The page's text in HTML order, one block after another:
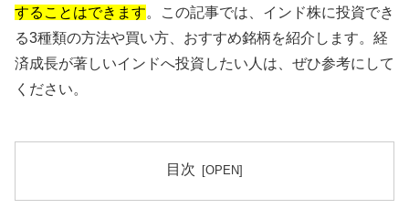
することはできます。この記事では、インド株に投資でき
る3種類の方法や買い方、おすすめ銘柄を紹介します。経
済成長が著しいインドへ投資したい人は、ぜひ参考にして
ください。
目次